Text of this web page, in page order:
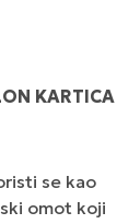
KARTICA
se kao
omot koji